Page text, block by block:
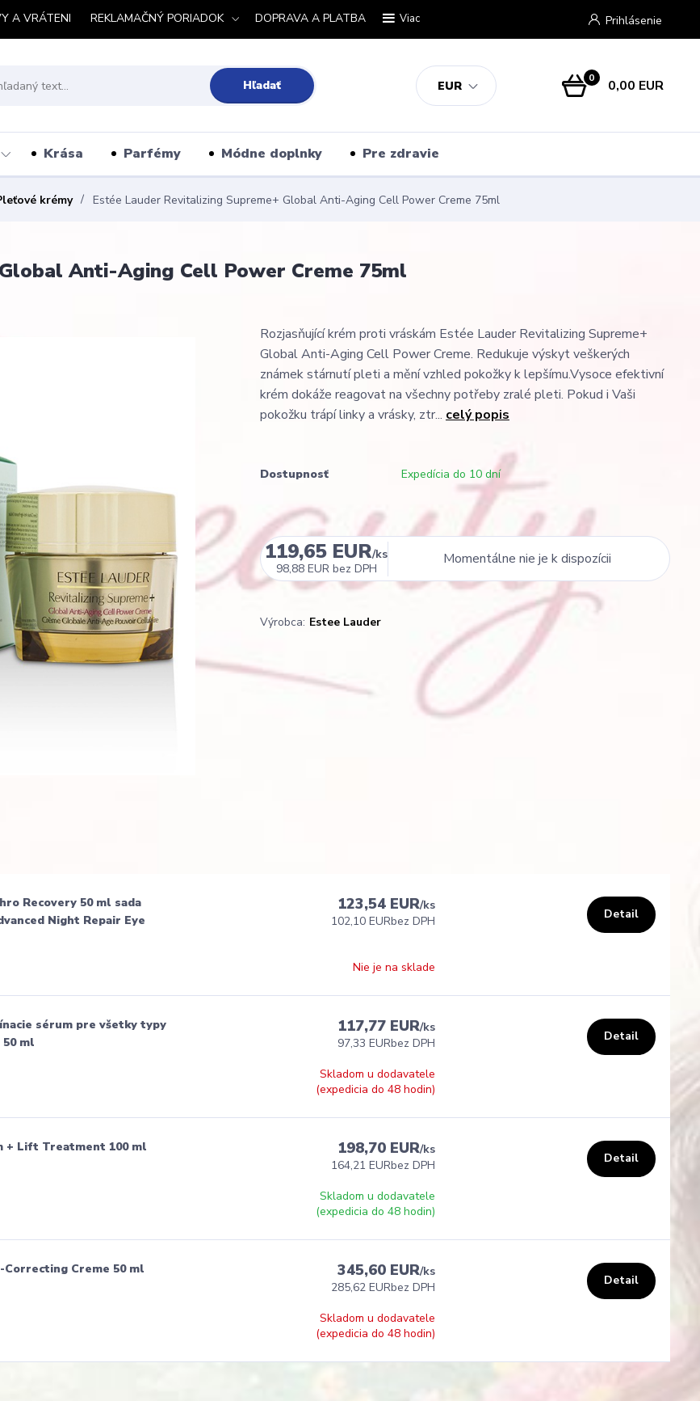
A VRÁTENI REKLAMAČNÝ PORIADOK DOPRAVA A PLATBA Viac
EUR
Prihlásenie
Hľadať 0 0,00 EUR
Krása Parfémy Módne doplnky Pre zdravie
krémy Estée Lauder Revitalizing Supreme+ Global Anti-Aging Cell Power Creme 75ml
Anti-Aging Cell Power Creme 75ml
Rozjasňující krém proti vráskám Estée Lauder Revitalizing Supreme+
Global Anti-Aging Cell Power Creme. Redukuje výskyt veškerých
známek stárnutí pleti a mění vzhled pokožky k lepšímu.Vysoce efektivní
krém dokáže reagovat na všechny potřeby zralé pleti. Pokud i Vaši
pokožku trápí linky a vrásky, ztr... celý popis
Dostupnosť Expedícia do 10 dní
119,65 EUR/ks
98,88 EUR bez DPH
Momentálne nie je k dispozícii
Výrobca: Estee Lauder
Recovery 50 ml sada
Night Repair Eye
123,54 EUR/ks
102,10 EURbez DPH
Nie je na sklade
Detail
sérum pre všetky typy
ml
117,77 EUR/ks
97,33 EURbez DPH
Skladom u dodavatele
(expedicia do 48 hodin)
Detail
+ Lift Treatment 100 ml 198,70 EUR/ks
164,21 EURbez DPH
Skladom u dodavatele
(expedicia do 48 hodin)
Detail
Creme 50 ml 345,60 EUR/ks
285,62 EURbez DPH
Skladom u dodavatele
(expedicia do 48 hodin)
Detail